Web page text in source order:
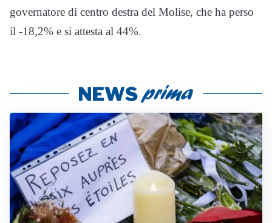
governatore di centro destra del Molise, che ha perso
il -18,2% e si attesta al 44%.